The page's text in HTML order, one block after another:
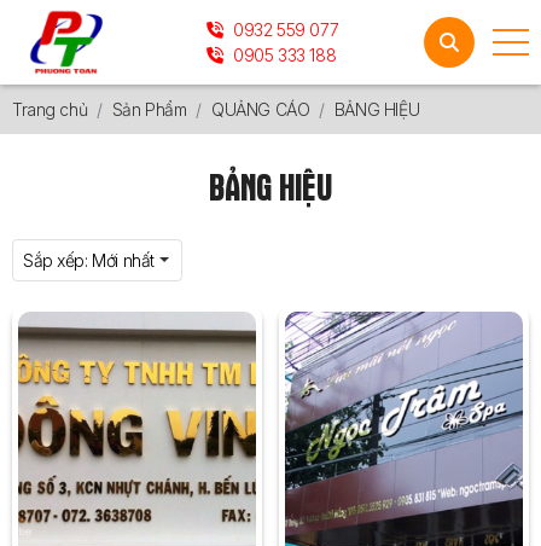
0932 559 077
0905 333 188
Trang chủ Sản Phẩm QUẢNG CÁO BẢNG HIỆU
BẢNG HIỆU
Sắp xếp: Mới nhất